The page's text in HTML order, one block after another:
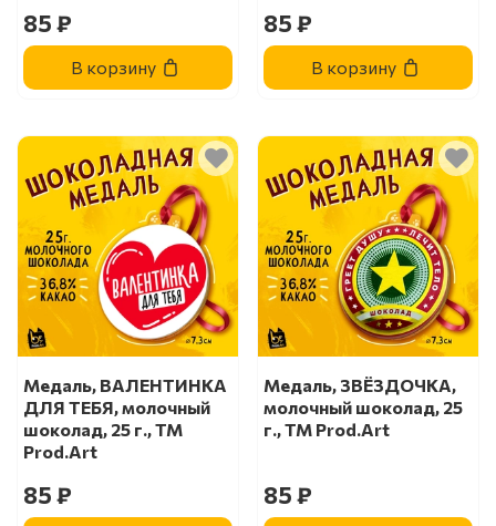
85 ₽
В корзину
85 ₽
В корзину
Медаль, ВАЛЕНТИНКА
ДЛЯ ТЕБЯ, молочный
шоколад, 25 г., TM
Prod.Art
85 ₽
Медаль, ЗВЁЗДОЧКА,
молочный шоколад, 25
г., TM Prod.Art
85 ₽